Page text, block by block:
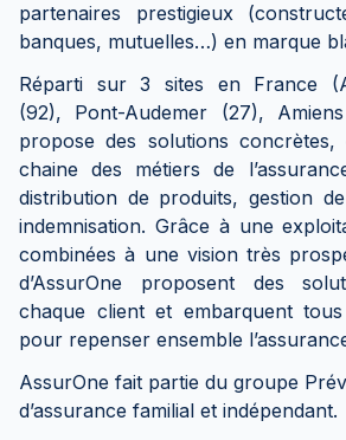
partenaires prestigieux
banques, mutuelles…) en marque
Réparti sur 3 sites en France
(92), Pont-Audemer (27),
propose des solutions
chaine des métiers de
distribution de produits, gestion
indemnisation. Grâce à une
combinées à une vision très
d’AssurOne proposent des
chaque client et embarquent
pour repenser ensemble
AssurOne fait partie du groupe
d’assurance familial et indépendant.